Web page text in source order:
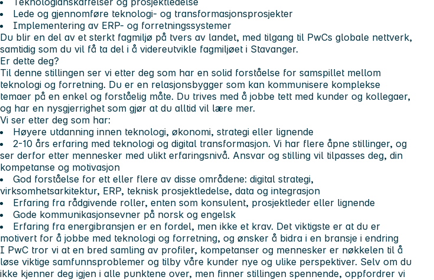
Lede og gjennomføre teknologi- og transformasjonsprosjekter
Implementering av ERP- og forretningssystemer
Du blir en del av et sterkt fagmiljø på tvers av landet, med tilgang til PwCs globale nettverk,
samtidig som du vil få ta del i å videreutvikle fagmiljøet i Stavanger.
Er dette deg?
Til denne stillingen ser vi etter deg som har en solid forståelse for samspillet mellom
teknologi og forretning. Du er en relasjonsbygger som kan kommunisere komplekse
temaer på en enkel og forståelig måte. Du trives med å jobbe tett med kunder og kollegaer,
og har en nysgjerrighet som gjør at du alltid vil lære mer.
Vi ser etter deg som har:
Høyere utdanning innen teknologi, økonomi, strategi eller lignende
2-10 års erfaring med teknologi og digital transformasjon. Vi har flere åpne stillinger, og
ser derfor etter mennesker med ulikt erfaringsnivå. Ansvar og stilling vil tilpasses deg, din
kompetanse og motivasjon
God forståelse for ett eller flere av disse områdene: digital strategi,
virksomhetsarkitektur, ERP, teknisk prosjektledelse, data og integrasjon
Erfaring fra rådgivende roller, enten som konsulent, prosjektleder eller lignende
Gode kommunikasjonsevner på norsk og engelsk
Erfaring fra energibransjen er en fordel, men ikke et krav. Det viktigste er at du er
motivert for å jobbe med teknologi og forretning, og ønsker å bidra i en bransje i endring
I PwC tror vi at en bred samling av profiler, kompetanser og mennesker er nøkkelen til å
løse viktige samfunnsproblemer og tilby våre kunder nye og ulike perspektiver. Selv om du
ikke kjenner deg igjen i alle punktene over, men finner stillingen spennende, oppfordrer vi